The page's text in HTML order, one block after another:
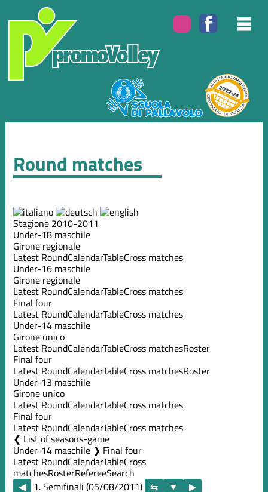
Round matches
Stagione 2010-2011
Under-18 maschile
Girone regionale
Latest RoundCalendarTableCross matches
Under-16 maschile
Girone regionale
Latest RoundCalendarTableCross matches
Final four
Latest RoundCalendarTableCross matches
Under-14 maschile
Girone unico
Latest RoundCalendarTableCross matchesRoster
Final four
Latest RoundCalendarTableCross matchesRoster
Under-13 maschile
Girone unico
Latest RoundCalendarTableCross matches
Final four
Latest RoundCalendarTableCross matches
List of seasons-game
Under-14 maschile ❯ Final four
Latest RoundCalendarTableCross
matchesRosterRefereeSearch
◀
1. Semifinali (05/08/2011)
▶